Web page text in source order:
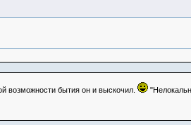
возможности бытия он и выскочил.